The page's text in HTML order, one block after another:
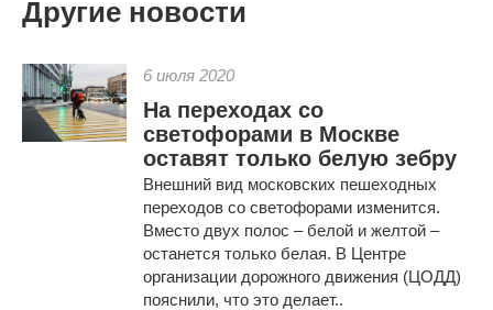
Другие новости
6 июля 2020
На переходах со
светофорами в Москве
оставят только белую зебру
Внешний вид московских пешеходных
переходов со светофорами изменится.
Вместо двух полос – белой и желтой –
останется только белая. В Центре
организации дорожного движения (ЦОДД)
пояснили, что это делает..